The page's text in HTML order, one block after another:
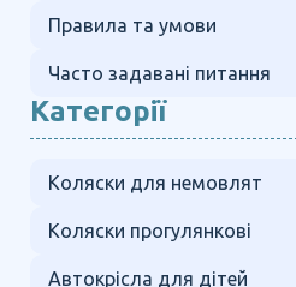
Правила та умови
Часто задавані питання
Категорії
Коляски для немовлят
Коляски прогулянкові
Автокрісла для дітей